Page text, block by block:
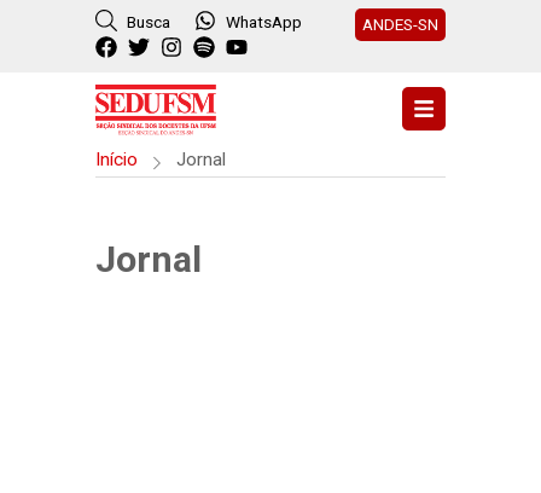
Busca WhatsApp ANDES-SN
Início Jornal
Jornal